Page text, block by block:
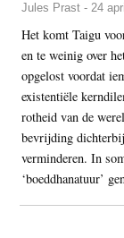
Jules Prast - 24
Het komt Taigu
en te weinig over
opgelost voordat
existentiële
rotheid van de
bevrijding
verminderen. In
‘boeddhanatuur’